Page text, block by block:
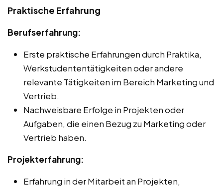
Praktische Erfahrung
Berufserfahrung:
Erste praktische Erfahrungen durch Praktika,
Werkstudententätigkeiten oder andere
relevante Tätigkeiten im Bereich Marketing und
Vertrieb.
Nachweisbare Erfolge in Projekten oder
Aufgaben, die einen Bezug zu Marketing oder
Vertrieb haben.
Projekterfahrung:
Erfahrung in der Mitarbeit an Projekten,